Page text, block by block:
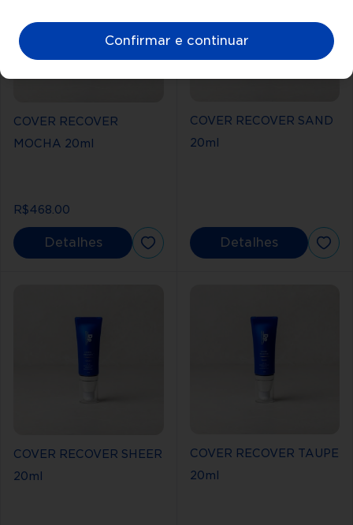
COVER RECOVER
MOCHA 20ml
R$468.00
Detalhes
COVER RECOVER SAND
20ml
Detalhes
COVER RECOVER SHEER
20ml
COVER RECOVER TAUPE
20ml
Confirmar e continuar